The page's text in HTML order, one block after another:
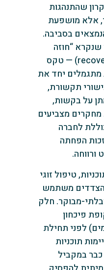
שהתנהגות
אלא מושפעת
בסביבה.
שנקרא “חוזה
החלמה” (recovery contract) — טקס
מתגמלים יחד את
תקשורת,
על בקשות,
מחקרים מצביעים
לחברה
הפחתה
ורווחה.
טיפול זוגי
הצדדים משתמש
מבוקר. חלק
פיכחון
(למשל 90 ימים) לפני תחילת
תוכניות
כבר במקביל